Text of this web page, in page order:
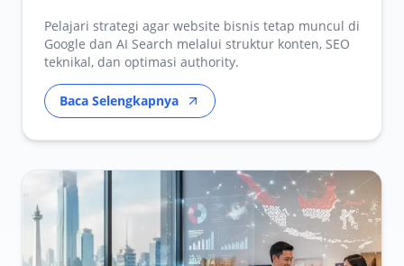
Pelajari strategi agar website bisnis tetap muncul di
Google dan AI Search melalui struktur konten, SEO
teknikal, dan optimasi authority.
Baca Selengkapnya